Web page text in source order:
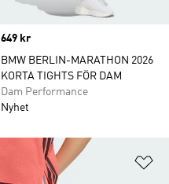
Price
649 kr
BMW BERLIN-MARATHON 2026
KORTA TIGHTS FÖR DAM
Dam Performance
Nyhet